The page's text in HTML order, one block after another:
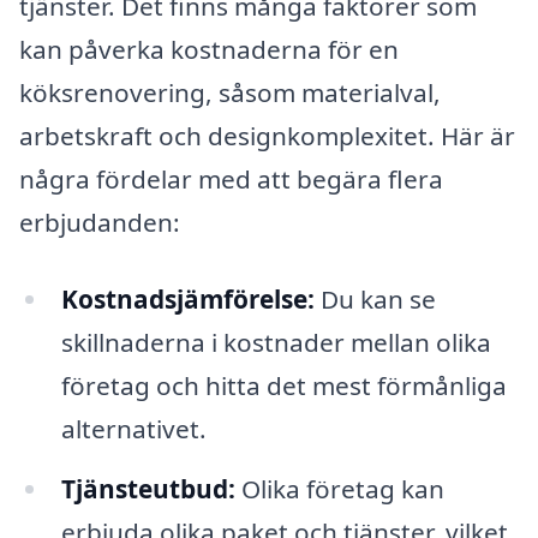
kan påverka kostnaderna för en
köksrenovering, såsom materialval,
arbetskraft och designkomplexitet. Här är
några fördelar med att begära flera
erbjudanden:
Kostnadsjämförelse: Du kan se
skillnaderna i kostnader mellan olika
företag och hitta det mest förmånliga
alternativet.
Tjänsteutbud: Olika företag kan